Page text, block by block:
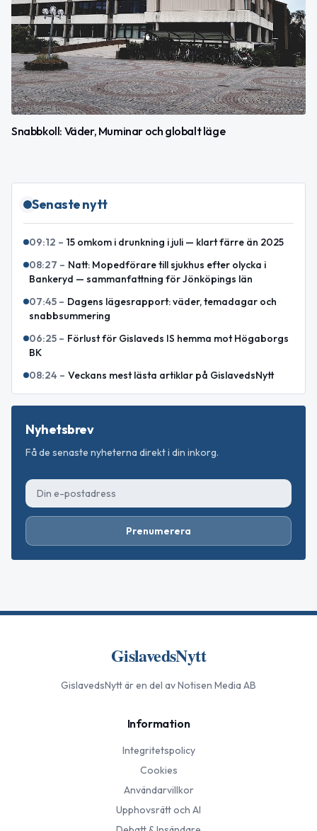
Snabbkoll: Väder, Muminar och globalt läge
Senaste nytt
09:12 – 15 omkom i drunkning i juli — klart färre än 2025
08:27 – Natt: Mopedförare till sjukhus efter olycka i
Bankeryd — sammanfattning för Jönköpings län
07:45 – Dagens lägesrapport: väder, temadagar och
snabbsummering
06:25 – Förlust för Gislaveds IS hemma mot Högaborgs
BK
08:24 – Veckans mest lästa artiklar på GislavedsNytt
Nyhetsbrev
Få de senaste nyheterna direkt i din inkorg.
Prenumerera
GislavedsNytt
GislavedsNyttär en del av Notisen Media AB
Information
Integritetspolicy
Cookies
Användarvillkor
Upphovsrätt och AI